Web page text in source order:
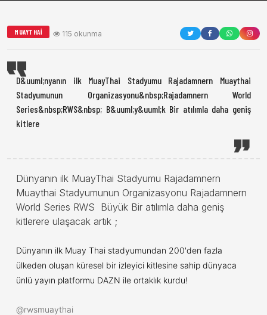
MUAYTHAI 115 okunma
D&uuml;nyanın ilk MuayThai Stadyumu Rajadamnern Muaythai
Stadyumunun Organizasyonu&nbsp;Rajadamnern World
Series&nbsp;RWS&nbsp; B&uuml;y&uuml;k Bir atılımla daha geniş
kitlere
Dünyanın ilk MuayThai Stadyumu Rajadamnern
Muaythai Stadyumunun Organizasyonu Rajadamnern
World Series RWS Büyük Bir atılımla daha geniş
kitlerere ulaşacak artık ;
Dünyanın ilk Muay Thai stadyumundan 200'den fazla
ülkeden oluşan küresel bir izleyici kitlesine sahip dünyaca
ünlü yayın platformu DAZN ile ortaklık kurdu!
@rwsmuaythai